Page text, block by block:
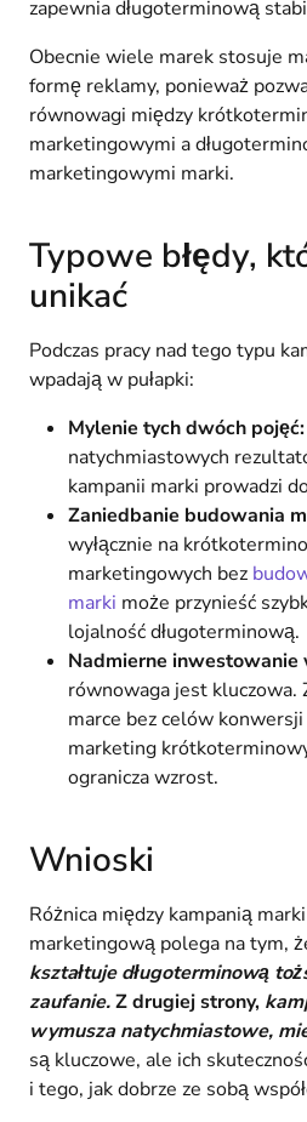
zapewnia długoterminową
Obecnie wiele marek stosuje
formę reklamy, ponieważ
równowagi między
marketingowymi a
marketingowymi marki.
Typowe błędy,
unikać
Podczas pracy nad tego typu
wpadają w pułapki:
Mylenie tych dwóch pojęć:
natychmiastowych
kampanii marki prowadzi
Zaniedbanie budowania
wyłącznie na
marketingowych bez
marki może przynieść
lojalność długoterminową.
Nadmierne inwestowanie
równowaga jest kluczowa.
marce bez celów
marketing
ogranicza wzrost.
Wnioski
Różnica między kampanią
marketingową polega na tym,
kształtuje długoterminową
zaufanie.Z drugiej strony,
wymusza natychmiastowe,
są kluczowe, ale ich
i tego, jak dobrze ze sobą